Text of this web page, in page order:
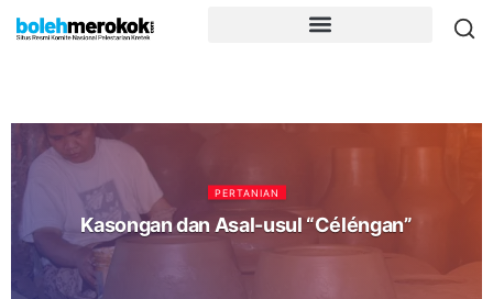
PERTANIAN
Kasongan dan Asal-usul “Céléngan”